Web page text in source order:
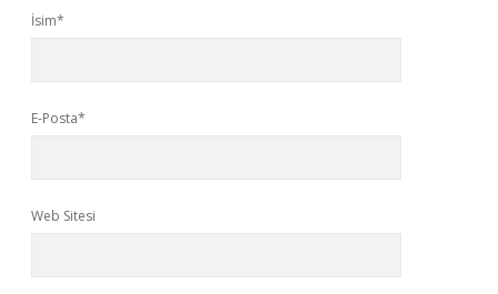
İsim*
E-Posta*
Web Sitesi